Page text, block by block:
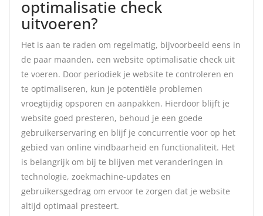
optimalisatie check
uitvoeren?
Het is aan te raden om regelmatig, bijvoorbeeld eens in
de paar maanden, een website optimalisatie check uit
te voeren. Door periodiek je website te controleren en
te optimaliseren, kun je potentiële problemen
vroegtijdig opsporen en aanpakken. Hierdoor blijft je
website goed presteren, behoud je een goede
gebruikerservaring en blijf je concurrentie voor op het
gebied van online vindbaarheid en functionaliteit. Het
is belangrijk om bij te blijven met veranderingen in
technologie, zoekmachine-updates en
gebruikersgedrag om ervoor te zorgen dat je website
altijd optimaal presteert.